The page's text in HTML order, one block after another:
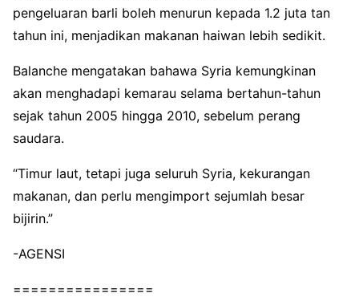
pengeluaran barli boleh menurun kepada 1.2 juta tan
tahun ini, menjadikan makanan haiwan lebih sedikit.
Balanche mengatakan bahawa Syria kemungkinan
akan menghadapi kemarau selama bertahun-tahun
sejak tahun 2005 hingga 2010, sebelum perang
saudara.
“Timur laut, tetapi juga seluruh Syria, kekurangan
makanan, dan perlu mengimport sejumlah besar
bijirin.”
-AGENSI
================